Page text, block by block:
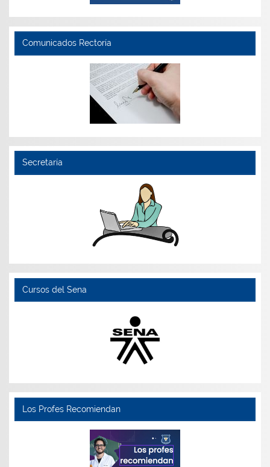
Comunicados Rectoría
Secretaría
Cursos del Sena
Los Profes Recomiendan